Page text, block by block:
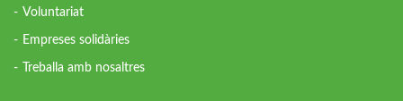
Voluntariat
Empreses solidàries
Treballa amb nosaltres